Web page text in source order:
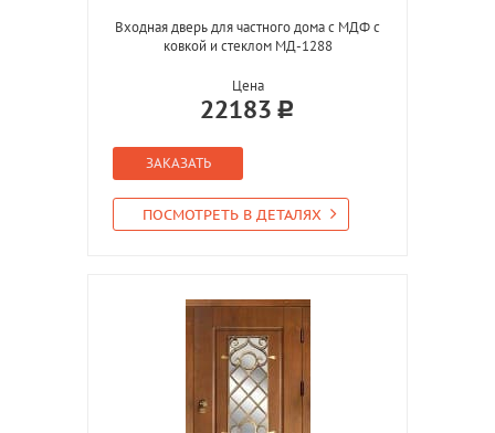
Входная дверь для частного дома с МДФ с
ковкой и стеклом МД-1288
Цена
22183
ЗАКАЗАТЬ
ПОСМОТРЕТЬ В ДЕТАЛЯХ